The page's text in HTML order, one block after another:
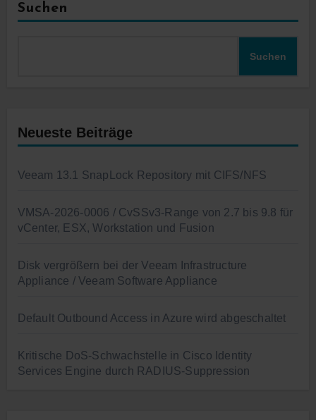
Suchen
Suchen
Neueste Beiträge
Veeam 13.1 SnapLock Repository mit CIFS/NFS
VMSA-2026-0006 / CvSSv3-Range von 2.7 bis 9.8 für
vCenter, ESX, Workstation und Fusion
Disk vergrößern bei der Veeam Infrastructure
Appliance / Veeam Software Appliance
Default Outbound Access in Azure wird abgeschaltet
Kritische DoS-Schwachstelle in Cisco Identity
Services Engine durch RADIUS-Suppression